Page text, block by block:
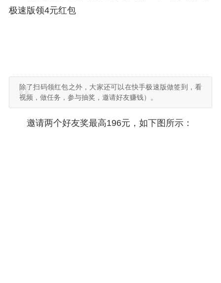
极速版领4元红包
除了扫码领红包之外，大家还可以在快手极速版做签到，看
视频，做任务，参与抽奖，邀请好友赚钱）。
邀请两个好友奖最高196元，如下图所示：